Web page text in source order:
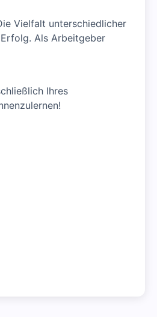
Vielfalt unterschiedlicher
Als Arbeitgeber
Ihres